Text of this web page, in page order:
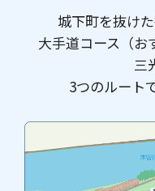
城下町を抜け
大手道コース（お
三
3つのルート